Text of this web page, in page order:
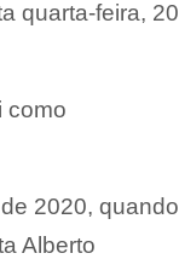
quarta-feira, 20
como
2020, quando
Alberto